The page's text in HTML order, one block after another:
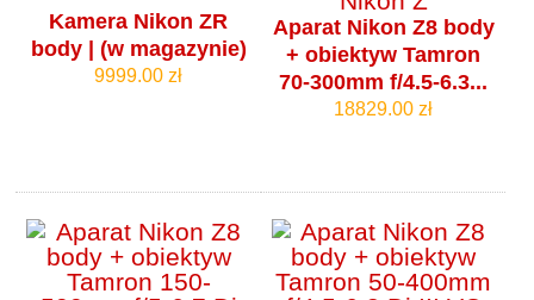
Kamera Nikon ZR
body | (w magazynie)
9999.00 zł
Aparat Nikon Z8 body
+ obiektyw Tamron
70-300mm f/4.5-6.3...
18829.00 zł